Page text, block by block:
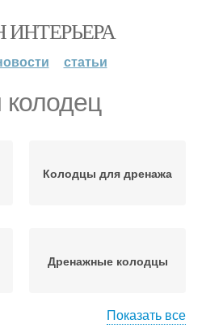
статьи
Колодцы для дренажа
Дренажные колодцы
Показать все